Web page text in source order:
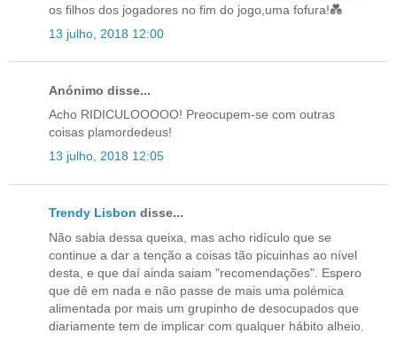
os filhos dos jogadores no fim do jogo,uma fofura!💑
13 julho, 2018 12:00
Anónimo disse...
Acho RIDICULOOOOO! Preocupem-se com outras
coisas plamordedeus!
13 julho, 2018 12:05
Trendy Lisbon disse...
Não sabia dessa queixa, mas acho ridículo que se
continue a dar a tenção a coisas tão picuinhas ao nível
desta, e que daí ainda saiam "recomendações". Espero
que dê em nada e não passe de mais uma polémica
alimentada por mais um grupinho de desocupados que
diariamente tem de implicar com qualquer hábito alheio.